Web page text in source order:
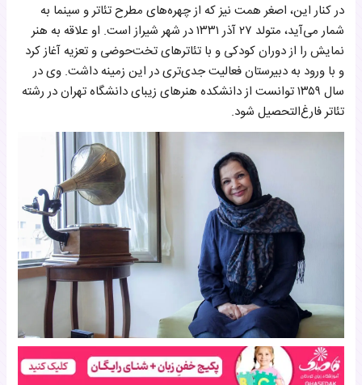
در کنار این، اصغر همت نیز که از چهره‌های مطرح تئاتر و سینما به
شمار می‌آید، متولد ۲۷ آذر ۱۳۳۱ در شهر شیراز است. او علاقه به هنر
نمایش را از دوران کودکی و با تئاترهای تخت‌حوضی و تعزیه آغاز کرد
و با ورود به دبیرستان فعالیت جدی‌تری در این زمینه داشت. وی در
سال ۱۳۵۹ توانست از دانشکده هنرهای زیبای دانشگاه تهران در رشته
تئاتر فارغ‌التحصیل شود.